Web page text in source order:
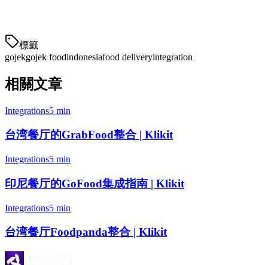
標籤
gojekgojek foodindonesiafood deliveryintegration
相關文章
Integrations5 min
台湾餐厅的GrabFood整合 | Klikit
Integrations5 min
印尼餐厅的GoFood集成指南 | Klikit
Integrations5 min
台湾餐厅Foodpanda整合 | Klikit